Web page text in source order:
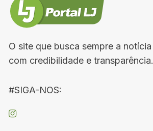
O site que busca sempre a notícia
com credibilidade e transparência.
#SIGA-NOS: